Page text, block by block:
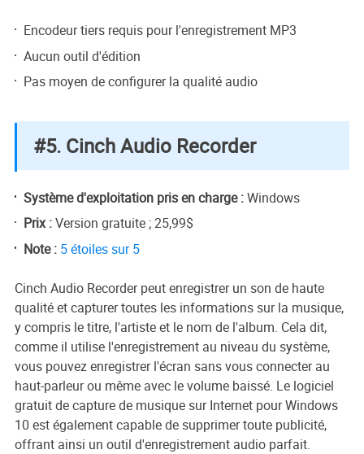
Encodeur tiers requis pour l'enregistrement MP3
Aucun outil d'édition
Pas moyen de configurer la qualité audio
#5. Cinch Audio Recorder
Système d'exploitation pris en charge :Windows
Prix :Version gratuite ; 25,99$
Note : 5 étoiles sur 5
Cinch Audio Recorder peut enregistrer un son de haute
qualité et capturer toutes les informations sur la musique,
y compris le titre, l'artiste et le nom de l'album. Cela dit,
comme il utilise l'enregistrement au niveau du système,
vous pouvez enregistrer l'écran sans vous connecter au
haut-parleur ou même avec le volume baissé. Le logiciel
gratuit de capture de musique sur Internet pour Windows
10 est également capable de supprimer toute publicité,
offrant ainsi un outil d'enregistrement audio parfait.